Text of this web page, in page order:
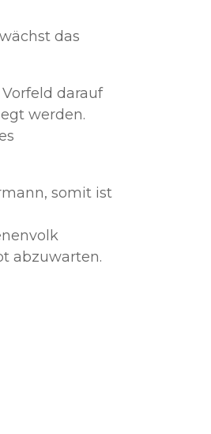
das
darauf
werden.
somit ist
abzuwarten.